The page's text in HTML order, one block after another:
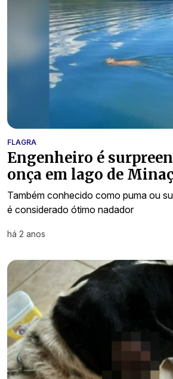
FLAGRA
Engenheiro é
onça em lago de
Também conhecido como puma ou
é considerado ótimo nadador
há 2 anos